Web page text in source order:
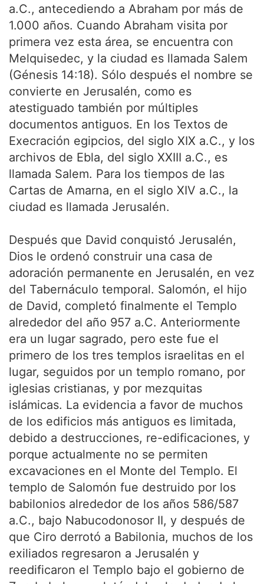
a.C., antecediendo a Abraham por más de
1.000 años. Cuando Abraham visita por
primera vez esta área, se encuentra con
Melquisedec, y la ciudad es llamada Salem
(Génesis 14:18). Sólo después el nombre se
convierte en Jerusalén, como es
atestiguado también por múltiples
documentos antiguos. En los Textos de
Execración egipcios, del siglo XIX a.C., y los
archivos de Ebla, del siglo XXIII a.C., es
llamada Salem. Para los tiempos de las
Cartas de Amarna, en el siglo XIV a.C., la
ciudad es llamada Jerusalén.
Después que David conquistó Jerusalén,
Dios le ordenó construir una casa de
adoración permanente en Jerusalén, en vez
del Tabernáculo temporal. Salomón, el hijo
de David, completó finalmente el Templo
alrededor del año 957 a.C. Anteriormente
era un lugar sagrado, pero este fue el
primero de los tres templos israelitas en el
lugar, seguidos por un templo romano, por
iglesias cristianas, y por mezquitas
islámicas. La evidencia a favor de muchos
de los edificios más antiguos es limitada,
debido a destrucciones, re-edificaciones, y
porque actualmente no se permiten
excavaciones en el Monte del Templo. El
templo de Salomón fue destruido por los
babilonios alrededor de los años 586/587
a.C., bajo Nabucodonosor II, y después de
que Ciro derrotó a Babilonia, muchos de los
exiliados regresaron a Jerusalén y
reedificaron el Templo bajo el gobierno de